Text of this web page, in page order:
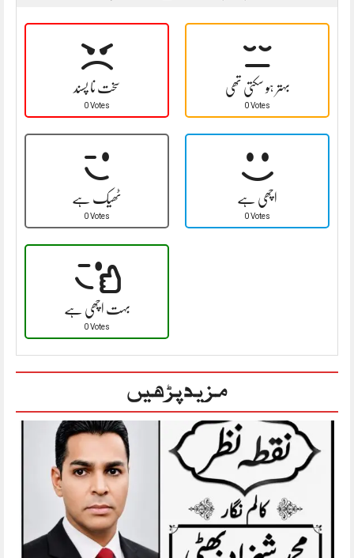
سخت نا پسند
0 Votes
بہتر ہو سکتی تھی
0 Votes
ٹھیک ہے
0 Votes
اچھی ہے
0 Votes
بہت اچھی ہے
0 Votes
مزید پڑھیں